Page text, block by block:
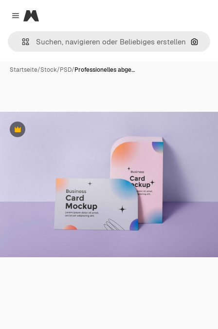
Close menu
Magnific
Nach
Startseite/Stock/PSD/Professionelles abge…
Premium